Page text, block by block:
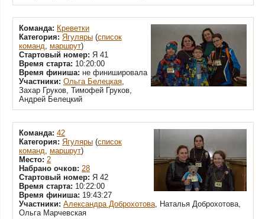
Команда: Креветки
Категория: Ягуляры (список
команд, маршрут)
Стартовый номер: Я 41
Время старта: 10:20:00
Время финиша: не финишировала
Участники: Ольга Белецкая,
Захар Груков, Тимофей Груков,
Андрей Белецкий
Команда: 42
Категория: Ягуляры (список
команд, маршрут)
Место: 2
Набрано очков: 28
Стартовый номер: Я 42
Время старта: 10:22:00
Время финиша: 19:43:27
Участники: Александра Доброхотова, Наталья Доброхотова,
Ольга Марчевская